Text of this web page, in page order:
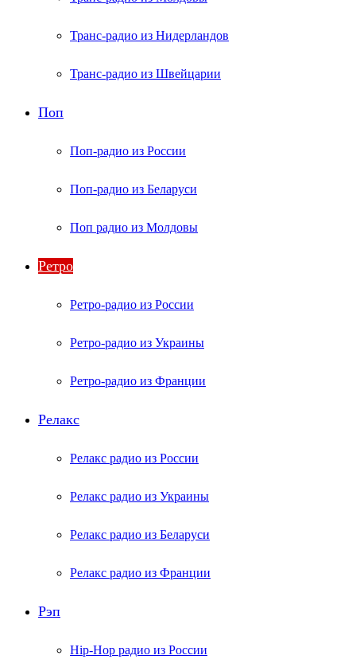
Транс-радио из Нидерландов
Транс-радио из Швейцарии
Поп
Поп-радио из России
Поп-радио из Беларуси
Поп радио из Молдовы
Ретро
Ретро-радио из России
Ретро-радио из Украины
Ретро-радио из Франции
Релакс
Релакс радио из России
Релакс радио из Украины
Релакс радио из Беларуси
Релакс радио из Франции
Рэп
Hip-Hop радио из России